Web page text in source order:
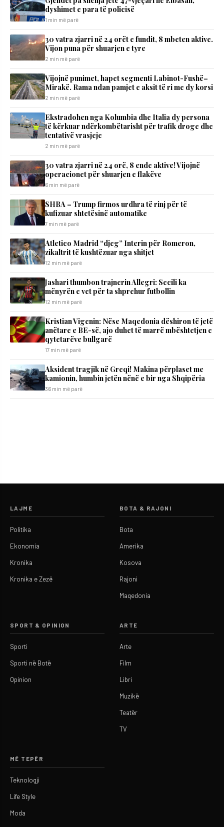
dyshimet e para të policisë
1 min më parë
30 vatra zjarri në 24 orët e fundit, 8 mbeten aktive.
Vijon puna për shuarjen e tyre
2 min më parë
Vijojnë punimet, hapet segmenti Labinot-Fushë–
Mirakë. Rama ndan pamjet e aksit të ri me dy korsi
2 min më parë
Ekstradohen nga Kolumbia dhe Italia dy persona
të kërkuar ndërkombëtarisht për trafik droge dhe
tentativë vrasjeje
2 min më parë
30 vatra zjarri në 24 orë, 8 ende aktive! Vijojnë
operacionet për shuarjen e flakëve
6 min më parë
SHBA – Trump firmos urdhra të rinj për të
kufizuar shtetësinë automatike
7 min më parë
Atletico Madrid “djeg” Interin për Romeron,
zikaltrit të kushtëzuar nga shitjet
12 min më parë
Jashari thumbon trajnerin Allegri: Secili ka
mënyrën e vet për ta shprehur futbollin
12 min më parë
Kristian Vigenin: Nëse Maqedonia dëshiron të jetë
anëtare e BE-së, ajo duhet të marrë mbështetjen e
qytetarëve bullgarë
17 min më parë
Aksident tragjik në Greqi! Makina përplaset me
kamionin, humbin jetën nënë e bir nga Shqipëria
36 min më parë
LAJME
Politika
Ekonomia
Kronika
Kronika e Zezë
BOTA & RAJONI
Bota
Amerika
Kosova
Rajoni
Maqedonia
SPORT & OPINION
Sporti
Sporti në Botë
Opinion
ARTE
Arte
Film
Libri
Muzikë
Teatër
TV
MË TEPËR
Teknologji
Life Style
Moda